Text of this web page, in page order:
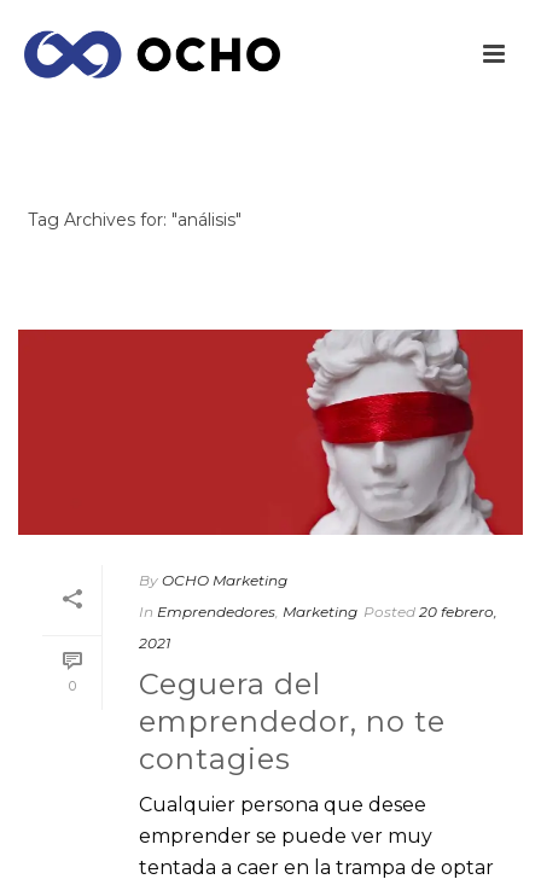
Tag Archives for: "análisis"
0
By OCHO Marketing
In Emprendedores Marketing Posted 20 febrero,
2021
Ceguera del
emprendedor, no te
contagies
Cualquier persona que desee
emprender se puede ver muy
tentada a caer en la trampa de optar